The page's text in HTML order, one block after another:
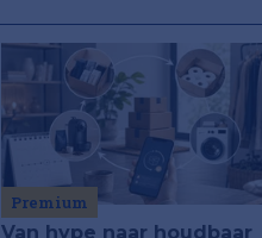
Premium
Van hype naar houdbaar